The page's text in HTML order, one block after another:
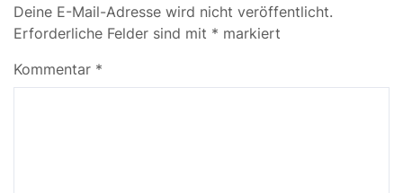
Deine E-Mail-Adresse wird nicht veröffentlicht.
Erforderliche Felder sind mit * markiert
Kommentar *